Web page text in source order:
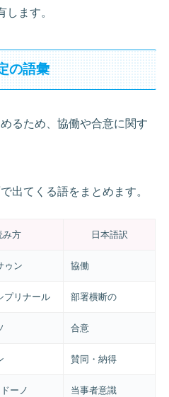
ます。
の語彙
るため、協働や合意に関す
出てくる語をまとめます。
み方 日本語訳
ゥン 協働
プリナール 部署横断の
合意
賛同・納得
ーノ 当事者意識